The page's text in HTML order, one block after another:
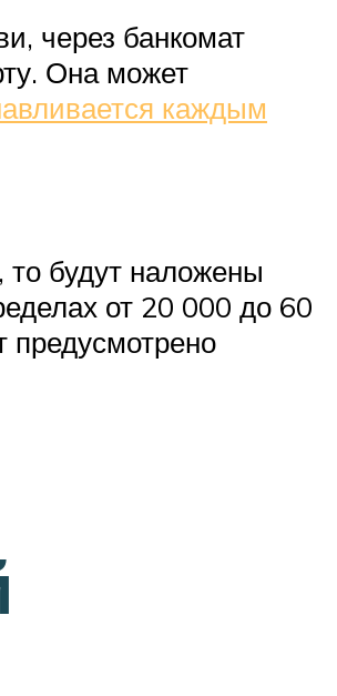
через банкомат
Она может
каждым
будут наложены
от 20 000 до 60
предусмотрено